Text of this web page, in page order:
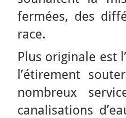
fermées, des
race.
Plus originale est
l’étirement
nombreux
canalisations